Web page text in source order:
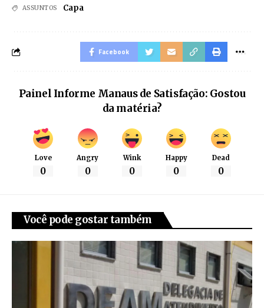
ASSUNTOS Capa
Facebook
Painel Informe Manaus de Satisfação: Gostou
da matéria?
Love
0
Angry
0
Wink
0
Happy
0
Dead
0
Você pode gostar também